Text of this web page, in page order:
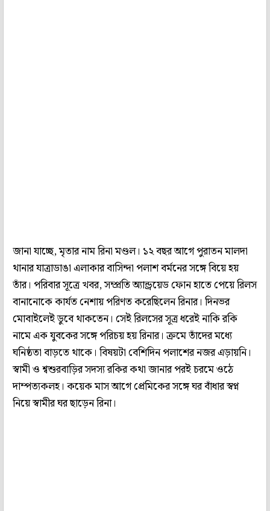
জানা যাচ্ছে, মৃতার নাম রিনা মণ্ডল। ১২ বছর আগে পুরাতন মালদা
থানার যাত্রাডাঙা এলাকার বাসিন্দা পলাশ বর্মনের সঙ্গে বিয়ে হয়
তাঁর। পরিবার সূত্রে খবর, সম্প্রতি অ্যান্ড্রয়েড ফোন হাতে পেয়ে রিলস
বানানোকে কার্যত নেশায় পরিণত করেছিলেন রিনার। দিনভর
মোবাইলেই ডুবে থাকতেন। সেই রিলসের সূত্র ধরেই নাকি রকি
নামে এক যুবকের সঙ্গে পরিচয় হয় রিনার। ক্রমে তাঁদের মধ্যে
ঘনিষ্ঠতা বাড়তে থাকে। বিষয়টা বেশিদিন পলাশের নজর এড়ায়নি।
স্বামী ও শ্বশুরবাড়ির সদস্য রকির কথা জানার পরই চরমে ওঠে
দাম্পত্যকলহ। কয়েক মাস আগে প্রেমিকের সঙ্গে ঘর বাঁধার স্বপ্ন
নিয়ে স্বামীর ঘর ছাড়েন রিনা।